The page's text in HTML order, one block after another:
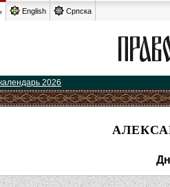
English Српска
2026